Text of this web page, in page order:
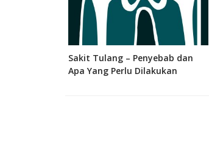
Sakit Tulang – Penyebab dan
Apa Yang Perlu Dilakukan